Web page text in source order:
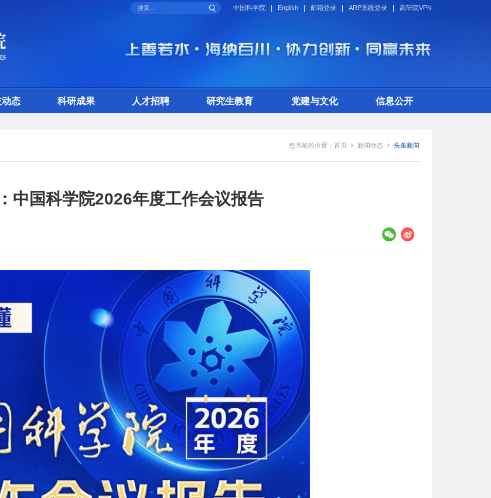
中国科学院 Engilsh 邮箱登录 ARP系统登录 高研院VPN
态 科研成果 人才招聘 研究生教育 党建与文化 信息公开
您当前的位置： 首页 新闻动态 头条新闻
中国科学院2026年度工作会议报告